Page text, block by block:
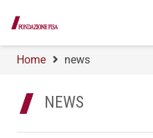
Home news
NEWS